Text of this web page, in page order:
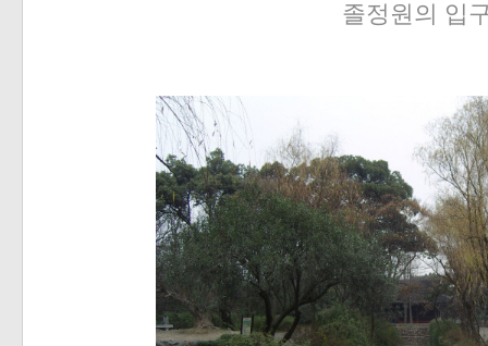
졸정원의 입